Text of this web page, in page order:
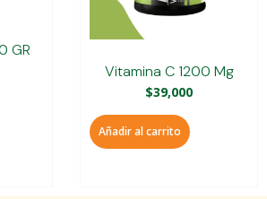
GR
Vitamina C 1200 Mg
$39,000
Añadir al carrito